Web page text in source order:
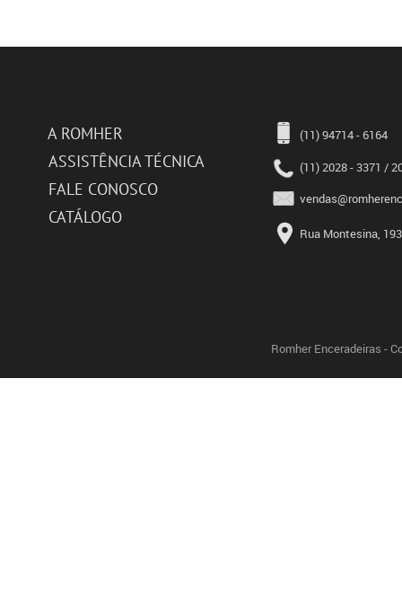
A ROMHER
ASSISTÊNCIA TÉCNICA
FALE CONOSCO
CATÁLOGO
(11) 94714 - 6164
Romher Enceradeiras -
(11) 2028 - 3371 /
Rua Montesina,